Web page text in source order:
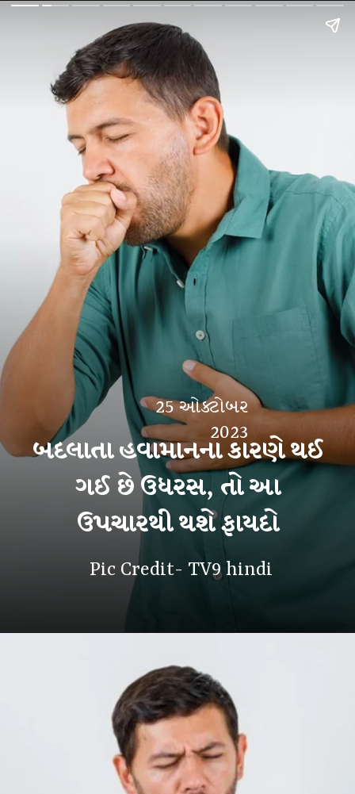
બદલાતા હવામાનના કારણે થઈ
ગઈ છે ઉધરસ, તો આ
ઉપચારથી થશે ફાયદો
25 ઓક્ટોબર
2023
Pic Credit- TV9 hindi